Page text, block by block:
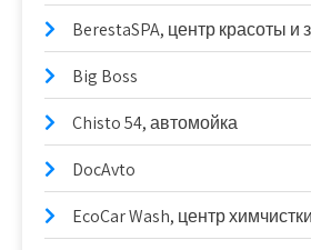
BerestaSPA, центр красоты и
Big Boss
Chisto 54, автомойка
DocAvto
EcoCar Wash, центр